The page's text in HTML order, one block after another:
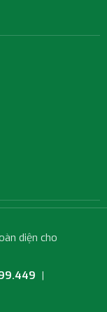
diện cho
|